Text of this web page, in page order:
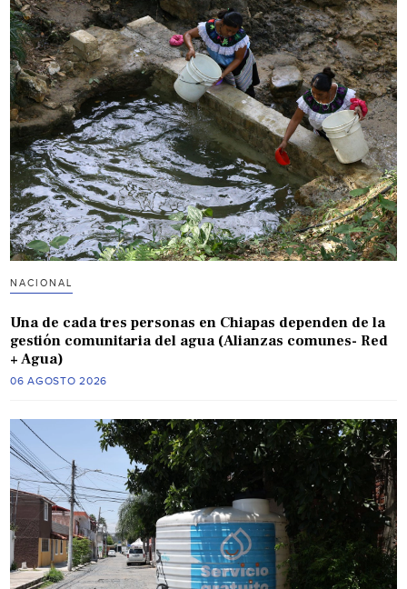
NACIONAL
Una de cada tres personas en Chiapas dependen de la
gestión comunitaria del agua (Alianzas comunes- Red
+ Agua)
06 AGOSTO 2026